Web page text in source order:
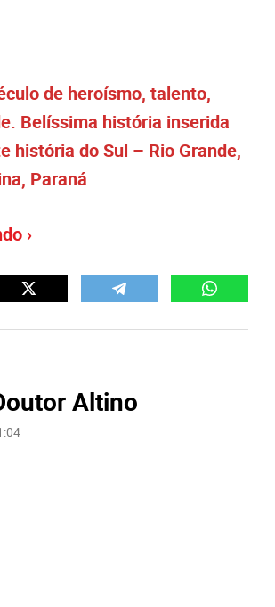
de heroísmo, talento,
Belíssima história inserida
história do Sul – Rio Grande,
Paraná
›
Altino